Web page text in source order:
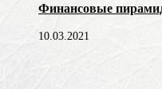
Финансовые
10.03.2021